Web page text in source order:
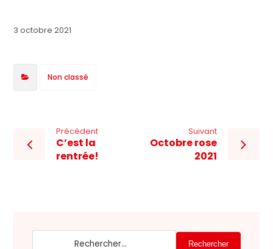
3 octobre 2021
Non classé
Précédent
C’est la
rentrée!
Suivant
Octobre rose
2021
Rechercher